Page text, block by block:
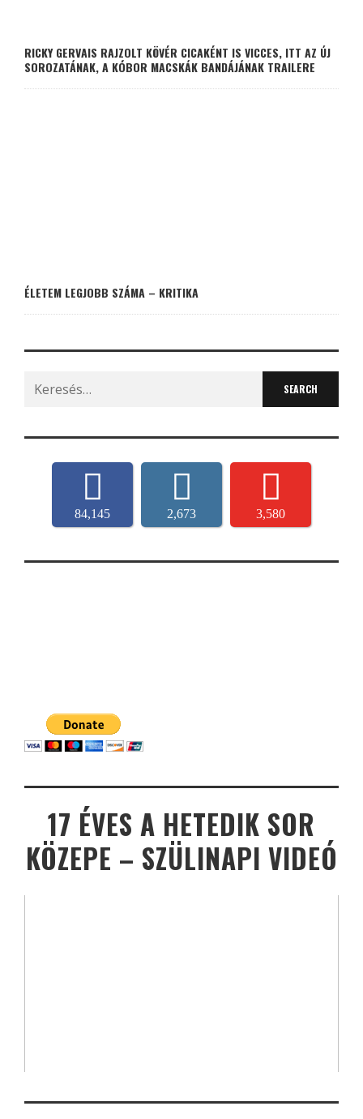
RICKY GERVAIS RAJZOLT KÖVÉR CICAKÉNT IS VICCES, ITT AZ ÚJ
SOROZATÁNAK, A KÓBOR MACSKÁK BANDÁJÁNAK TRAILERE
ÉLETEM LEGJOBB SZÁMA – KRITIKA
Search
for:
84,145 2,673 3,580
17 ÉVES A HETEDIK SOR
KÖZEPE – SZÜLINAPI VIDEÓ